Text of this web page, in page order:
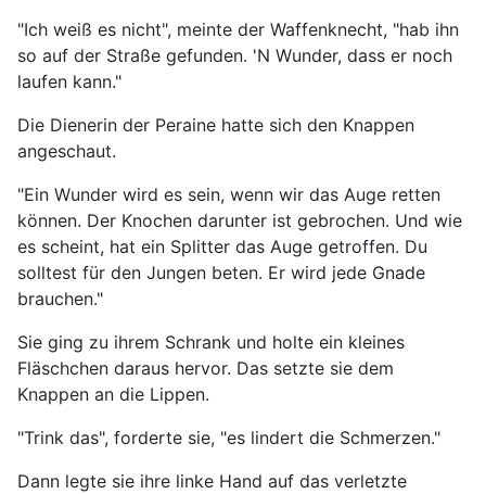
"Ich weiß es nicht", meinte der Waffenknecht, "hab ihn
so auf der Straße gefunden. 'N Wunder, dass er noch
laufen kann."
Die Dienerin der Peraine hatte sich den Knappen
angeschaut.
"Ein Wunder wird es sein, wenn wir das Auge retten
können. Der Knochen darunter ist gebrochen. Und wie
es scheint, hat ein Splitter das Auge getroffen. Du
solltest für den Jungen beten. Er wird jede Gnade
brauchen."
Sie ging zu ihrem Schrank und holte ein kleines
Fläschchen daraus hervor. Das setzte sie dem
Knappen an die Lippen.
"Trink das", forderte sie, "es lindert die Schmerzen."
Dann legte sie ihre linke Hand auf das verletzte